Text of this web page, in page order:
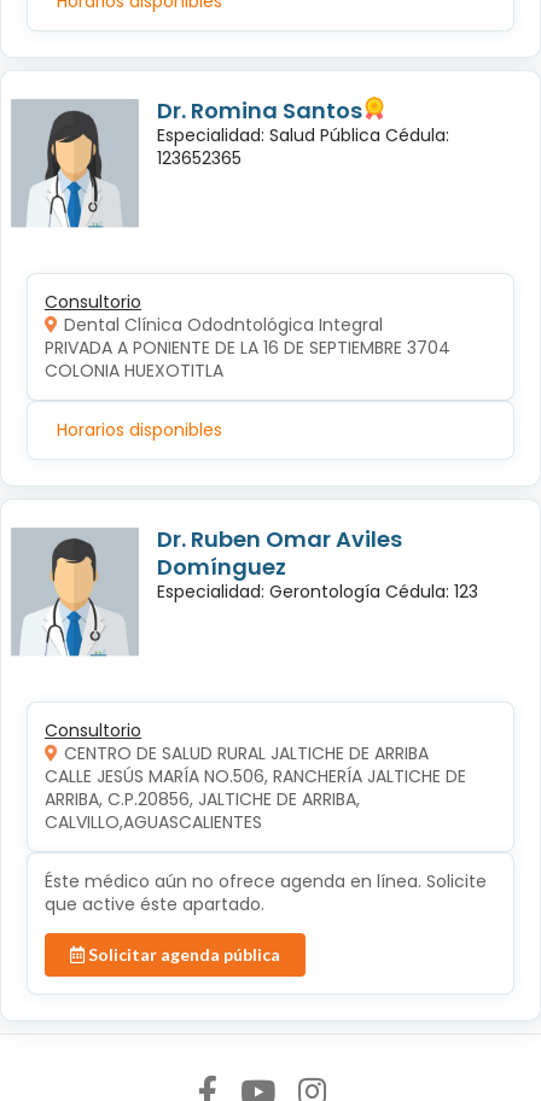
Dr. Romina Santos
Especialidad: Salud Pública Cédula:
123652365
Consultorio
Dental Clínica Ododntológica Integral
PRIVADA A PONIENTE DE LA 16 DE SEPTIEMBRE 3704
COLONIA HUEXOTITLA
Horarios disponibles
Dr. Ruben Omar Aviles
Domínguez
Especialidad: Gerontología Cédula: 123
Consultorio
CENTRO DE SALUD RURAL JALTICHE DE ARRIBA
CALLE JESÚS MARÍA NO.506, RANCHERÍA JALTICHE DE
ARRIBA, C.P.20856, JALTICHE DE ARRIBA,
CALVILLO,AGUASCALIENTES
Éste médico aún no ofrece agenda en línea. Solicite
que active éste apartado.
Solicitar agenda pública